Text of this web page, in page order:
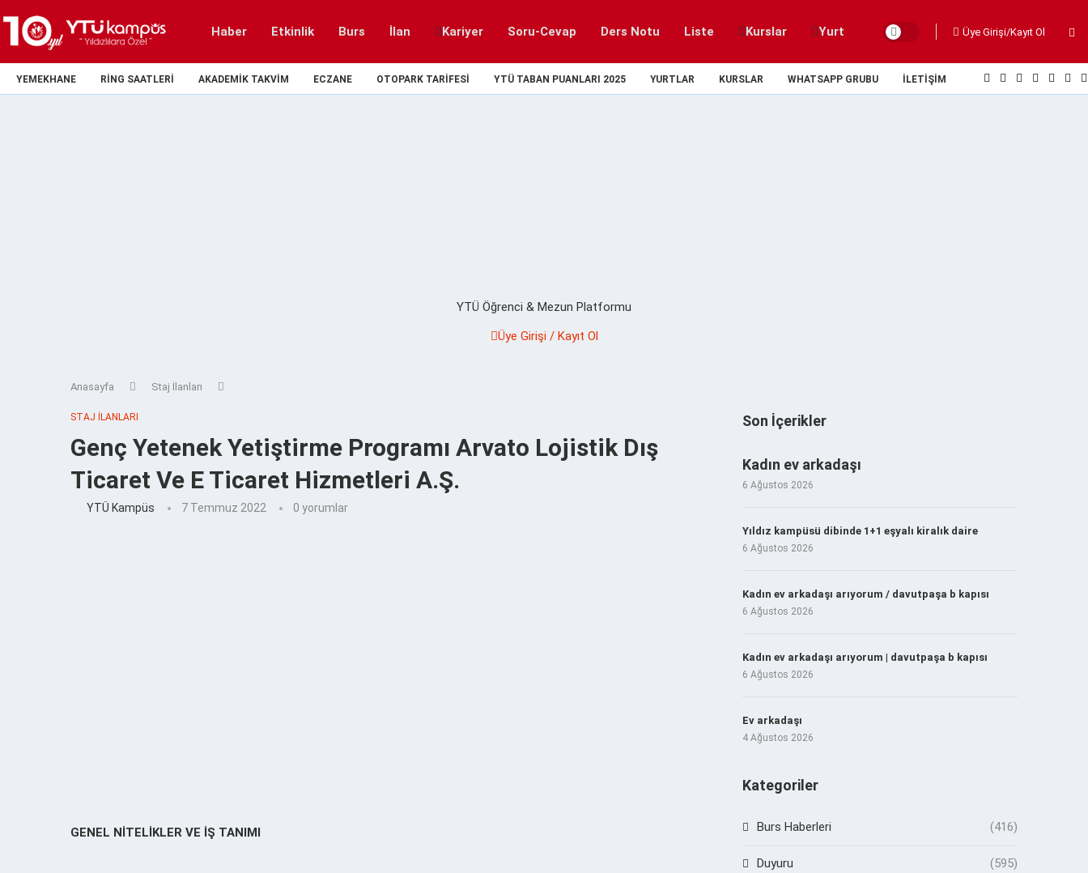
Haber Etkinlik Burs İlan Kariyer Soru-Cevap Ders Notu Liste Kurslar Yurt Üye Girişi/Kayıt Ol
YEMEKHANE RING SAATLERI AKADEMIK TAKVIM ECZANE OTOPARK TARIFESI YTÜ TABAN PUANLARI 2025 YURTLAR KURSLAR WHATSAPP GRUBU İLETIŞIM
YTÜ Öğrenci & Mezun Platformu
Üye Girişi / Kayıt Ol
Anasayfa Staj İlanları
STAJ İLANLARI
Genç Yetenek Yetiştirme Programı Arvato Lojistik Dış
Ticaret Ve E Ticaret Hizmetleri A.Ş.
YTÜ Kampüs 7 Temmuz 2022 0 yorumlar
GENEL NİTELİKLER VE İŞ TANIMI
Son İçerikler
Kadın ev arkadaşı
6 Ağustos 2026
Yıldız kampüsü dibinde 1+1 eşyalı kiralık daire
6 Ağustos 2026
Kadın ev arkadaşı arıyorum / davutpaşa b kapısı
6 Ağustos 2026
Kadın ev arkadaşı arıyorum | davutpaşa b kapısı
6 Ağustos 2026
Ev arkadaşı
4 Ağustos 2026
Kategoriler
Burs Haberleri (416)
Duyuru (595)